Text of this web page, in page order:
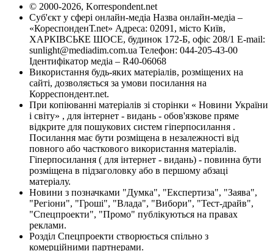
© 2000-2026, Korrespondent.net
Суб'єкт у сфері онлайн-медіа Назва онлайн-медіа –
«КореспонденТ.net» Адреса: 02091, місто Київ,
ХАРКІВСЬКЕ ШОСЕ, будинок 172-Б, офіс 208/1 E-mail:
sunlight@mediadim.com.ua Телефон: 044-205-43-00
Ідентифікатор медіа – R40-06068
Використання будь-яких матеріалів, розміщених на
сайті, дозволяється за умови посилання на
Корреспондент.net.
При копіюванні матеріалів зі сторінки « Новини України
і світу» , для інтернет - видань - обов'язкове пряме
відкрите для пошукових систем гіперпосилання .
Посилання має бути розміщена в незалежності від
повного або часткового використання матеріалів.
Гіперпосилання ( для інтернет - видань) - повинна бути
розміщена в підзаголовку або в першому абзаці
матеріалу.
Новини з позначками "Думка", "Експертиза", "Заява",
"Регіони", "Гроші", "Влада", "Вибори", "Тест-драйв",
"Спецпроекти", "Промо" публікуються на правах
реклами.
Розділ Спецпроекти створюється спільно з
комерційними партнерами.